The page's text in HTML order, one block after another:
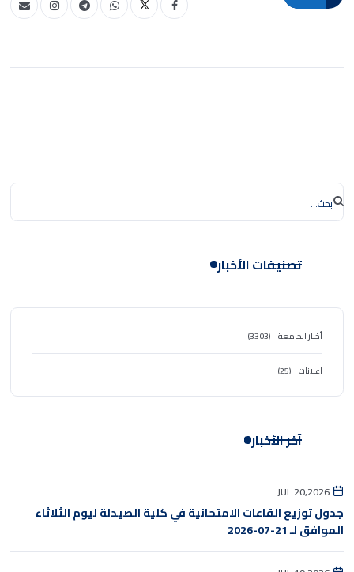
تصنيفات الأخبار
أخبار الجامعة (3303)
اعلانات (25)
آخر الأخبار
JUL 20,2026
جدول توزيع القاعات الامتحانية في كلية الصيدلة ليوم الثلاثاء
الموافق لـ 21-07-2026